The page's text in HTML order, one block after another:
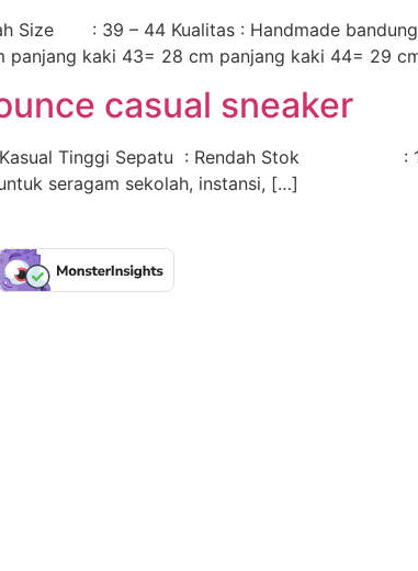
Size : 39 – 44 Kualitas : Handmade
kaki 43= 28 cm panjang kaki 44= 29
casual sneaker
Sepatu : Rendah Stok : 1615
seragam sekolah, instansi, […]